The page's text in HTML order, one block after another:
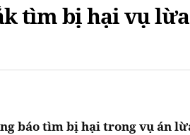
tìm bị hại vụ
báo tìm bị hại trong vụ án